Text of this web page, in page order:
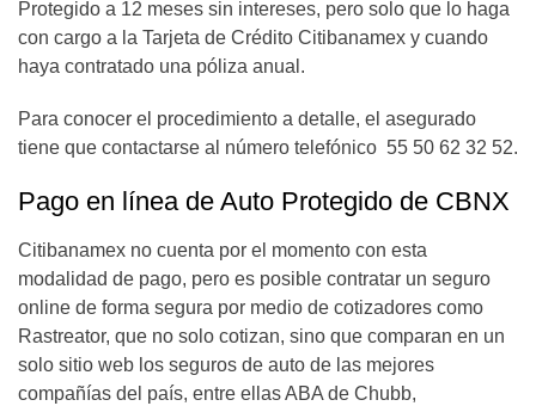
Protegido a 12 meses sin intereses, pero solo que lo haga
con cargo a la Tarjeta de Crédito Citibanamex y cuando
haya contratado una póliza anual.
Para conocer el procedimiento a detalle, el asegurado
tiene que contactarse al número telefónico 55 50 62 32 52.
Pago en línea de Auto Protegido de CBNX
Citibanamex no cuenta por el momento con esta
modalidad de pago, pero es posible contratar un seguro
online de forma segura por medio de cotizadores como
Rastreator, que no solo cotizan, sino que comparan en un
solo sitio web los seguros de auto de las mejores
compañías del país, entre ellas ABA de Chubb,